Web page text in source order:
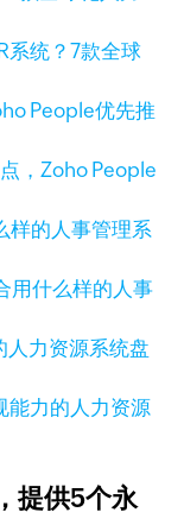
系统？7款全球
，Zoho People
用什么样的人事
能力的人力资源
提供5个永